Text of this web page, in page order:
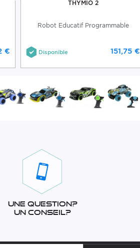
€
THYMIO 2
Robot Educatif Programmable
Disponible 151,75 €
Une question?
Un conseil?